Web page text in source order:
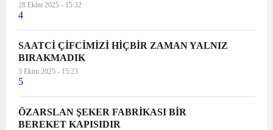
28 Ekim 2025 - 15:32
4
SAATCİ ÇİFCİMİZİ HİÇBİR ZAMAN YALNIZ
BIRAKMADIK
3 Ekim 2025 - 15:23
5
ÖZARSLAN ŞEKER FABRİKASI BİR
BEREKET KAPISIDIR